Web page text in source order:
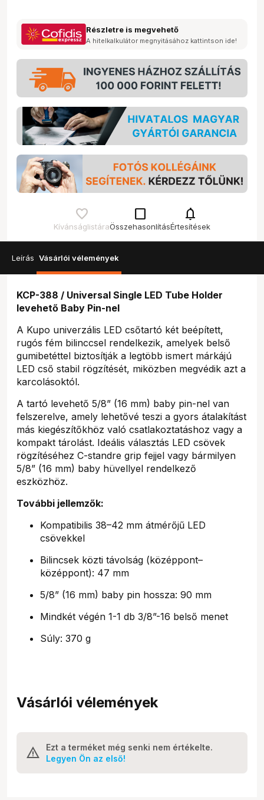
Részletre is megvehető
A hitelkalkulátor megnyitásához kattintson ide!
Kívánságlistára
check_box_outline_blank
Összehasonlítás
notifications
Értesítések
Leírás Vásárlói vélemények
KCP-388 / Universal Single LED Tube Holder
levehető Baby Pin-nel
A Kupo univerzális LED csőtartó két beépített,
rugós fém bilinccsel rendelkezik, amelyek belső
gumibetéttel biztosítják a legtöbb ismert márkájú
LED cső stabil rögzítését, miközben megvédik azt a
karcolásoktól.
A tartó levehető 5/8” (16 mm) baby pin-nel van
felszerelve, amely lehetővé teszi a gyors átalakítást
más kiegészítőkhöz való csatlakoztatáshoz vagy a
kompakt tárolást. Ideális választás LED csövek
rögzítéséhez C-standre grip fejjel vagy bármilyen
5/8” (16 mm) baby hüvellyel rendelkező
eszközhöz.
További jellemzők:
Kompatibilis 38–42 mm átmérőjű LED
csövekkel
Bilincsek közti távolság (középpont–
középpont): 47 mm
5/8” (16 mm) baby pin hossza: 90 mm
Mindkét végén 1-1 db 3/8”-16 belső menet
Súly: 370 g
Vásárlói vélemények
Ezt a terméket még senki nem értékelte.
Legyen Ön az első!